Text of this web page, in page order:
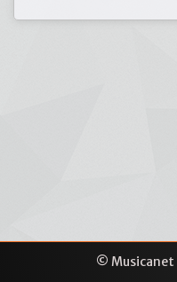
© Musicanet